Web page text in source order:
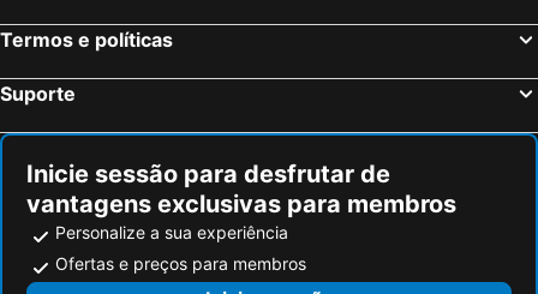
Termos e políticas
Suporte
Inicie sessão para desfrutar de
vantagens exclusivas para membros
Personalize a sua experiência
Ofertas e preços para membros